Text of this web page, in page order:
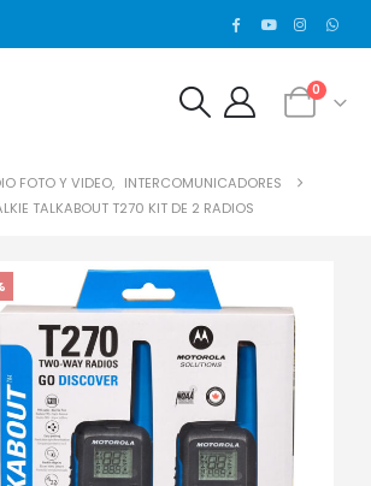
0
FOTO Y VIDEO, INTERCOMUNICADORES
TALKABOUT T270 KIT DE 2 RADIOS